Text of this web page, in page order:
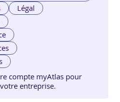
Légal
compte myAtlas pour
entreprise.